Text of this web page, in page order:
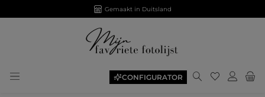
Gemaakt in Duitsland
CONFIGURATOR Je hebt 0